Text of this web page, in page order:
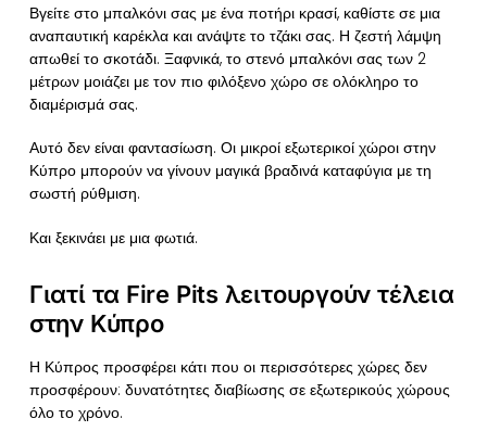
Βγείτε στο μπαλκόνι σας με ένα ποτήρι κρασί, καθίστε σε μια
αναπαυτική καρέκλα και ανάψτε το τζάκι σας. Η ζεστή λάμψη
απωθεί το σκοτάδι. Ξαφνικά, το στενό μπαλκόνι σας των 2
μέτρων μοιάζει με τον πιο φιλόξενο χώρο σε ολόκληρο το
διαμέρισμά σας.
Αυτό δεν είναι φαντασίωση. Οι μικροί εξωτερικοί χώροι στην
Κύπρο μπορούν να γίνουν μαγικά βραδινά καταφύγια με τη
σωστή ρύθμιση.
Και ξεκινάει με μια φωτιά.
Γιατί τα Fire Pits λειτουργούν τέλεια
στην Κύπρο
Η Κύπρος προσφέρει κάτι που οι περισσότερες χώρες δεν
προσφέρουν: δυνατότητες διαβίωσης σε εξωτερικούς χώρους
όλο το χρόνο.